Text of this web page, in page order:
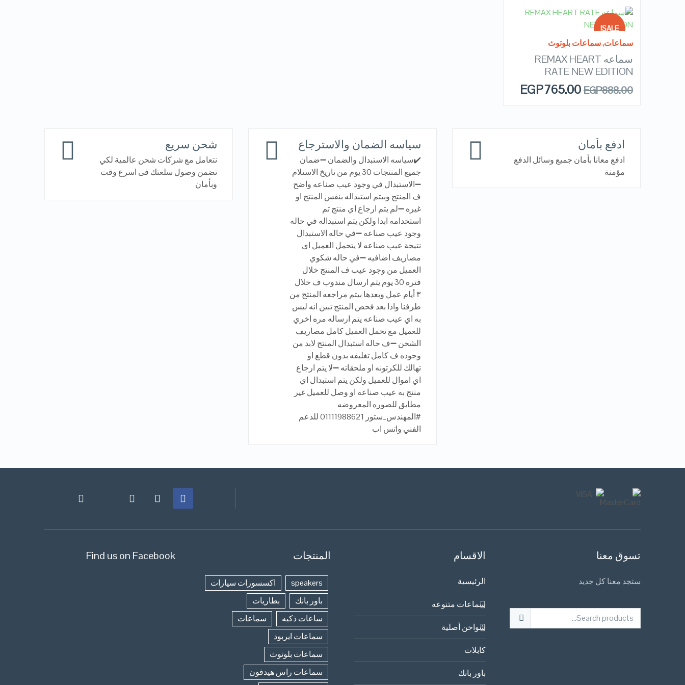
SALE!
OUT OF
STOCK
QUICK LOOK
سماعات,سماعات بلوتوث
سماعه REMAX HEART
RATE NEW EDITION
EGP888.00
EGP765.00
ادفع بأمان
ادفع معانا بأمان جميع وسائل الدفع
مؤمنة
سياسه الضمان والاسترجاع
✔️سياسه الاستبدال والضمان ➖ضمان
جميع المنتجات 30 يوم من تاريخ الاستلام
➖الاستبدال في وجود عيب صناعه واضح
ف المنتج وبيتم استبداله بنفس المنتج او
غيره ➖لم يتم ارجاع اي منتج تم
استخدامه ابدا ولكن يتم استبداله في حاله
وجود عيب صناعه ➖في حاله الاستبدال
نتيجة عيب صناعه لا يتحمل العميل اي
مصاريف اضافيه ➖في حاله شكوي
العميل من وجود عيب ف المنتج خلال
فتره 30 يوم يتم ارسال مندوب ف خلال
٣ أيام عمل وبعدها بيتم مراجعه المنتج من
طرفنا واذا بعد فحص المنتج تبين انه ليس
به اي عيب صناعه يتم ارساله مره اخري
للعميل مع تحمل العميل كامل مصاريف
الشحن ➖ف حاله استبدال المنتج لابد من
وجوده ف كامل تغليفه بدون قطع او
تهالك للكرتونه او ملحقاته ➖لا يتم ارجاع
اي اموال للعميل ولكن يتم استبدال اي
منتج به عيب صناعه او وصل للعميل غير
مطابق للصوره المعروضه
#المهندس_ستور 01111988621 للدعم
الفني واتس اب
شحن سريع
نتعامل مع شركات شحن عالمية لكي
تضمن وصول سلعتك فى اسرع وقت
وبأمان
تسوق معنا
ستجد معنا كل جديد
الاقسام
الرئيسية
سماعات متنوعه
شواحن أصلية
كابلات
باور بانك
المنتجات
speakers
اكسسورات سيارات
باور بانك
بطاريات
ساعات ذكيه
سماعات
سماعات ايربود
سماعات بلوتوث
سماعات راس هيدفون
Find us on Facebook